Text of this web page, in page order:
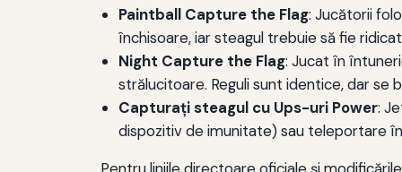
Paintball Capture the Flag: Jucătorii
închisoare, iar steagul trebuie să fie
Night Capture the Flag: Jucat în
strălucitoare. Reguli sunt identice, dar se
Capturați steagul cu Ups-uri Power:
dispozitiv de imunitate) sau teleportare